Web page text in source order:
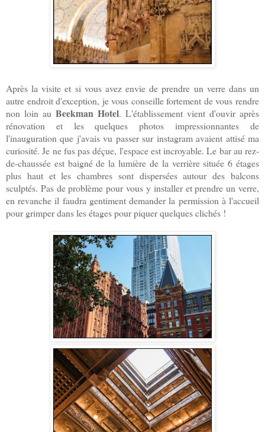
Après la visite et si vous avez envie de prendre un verre dans un
autre endroit d'exception, je vous conseille fortement de vous rendre
non loin au Beekman Hotel. L'établissement vient d'ouvir après
rénovation et les quelques photos impressionnantes de
l'inauguration que j'avais vu passer sur instagram avaient attisé ma
curiosité. Je ne fus pas déçue, l'espace est incroyable. Le bar au rez-
de-chaussée est baigné de la lumière de la verrière située 6 étages
plus haut et les chambres sont dispersées autour des balcons
sculptés. Pas de problème pour vous y installer et prendre un verre,
en revanche il faudra gentiment demander la permission à l'accueil
pour grimper dans les étages pour piquer quelques clichés !